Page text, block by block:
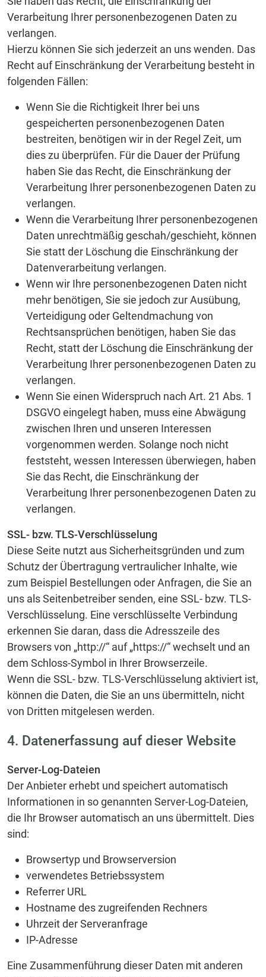
Verarbeitung Ihrer personenbezogenen Daten zu
verlangen.
Hierzu können Sie sich jederzeit an uns wenden. Das
Recht auf Einschränkung der Verarbeitung besteht in
folgenden Fällen:
Wenn Sie die Richtigkeit Ihrer bei uns
gespeicherten personenbezogenen Daten
bestreiten, benötigen wir in der Regel Zeit, um
dies zu überprüfen. Für die Dauer der Prüfung
haben Sie das Recht, die Einschränkung der
Verarbeitung Ihrer personenbezogenen Daten zu
verlangen.
Wenn die Verarbeitung Ihrer personenbezogenen
Daten unrechtmäßig geschah/geschieht, können
Sie statt der Löschung die Einschränkung der
Datenverarbeitung verlangen.
Wenn wir Ihre personenbezogenen Daten nicht
mehr benötigen, Sie sie jedoch zur Ausübung,
Verteidigung oder Geltendmachung von
Rechtsansprüchen benötigen, haben Sie das
Recht, statt der Löschung die Einschränkung der
Verarbeitung Ihrer personenbezogenen Daten zu
verlangen.
Wenn Sie einen Widerspruch nach Art. 21 Abs. 1
DSGVO eingelegt haben, muss eine Abwägung
zwischen Ihren und unseren Interessen
vorgenommen werden. Solange noch nicht
feststeht, wessen Interessen überwiegen, haben
Sie das Recht, die Einschränkung der
Verarbeitung Ihrer personenbezogenen Daten zu
verlangen.
SSL- bzw. TLS-Verschlüsselung
Diese Seite nutzt aus Sicherheitsgründen und zum
Schutz der Übertragung vertraulicher Inhalte, wie
zum Beispiel Bestellungen oder Anfragen, die Sie an
uns als Seitenbetreiber senden, eine SSL- bzw. TLS-
Verschlüsselung. Eine verschlüsselte Verbindung
erkennen Sie daran, dass die Adresszeile des
Browsers von „http://“ auf „https://“ wechselt und an
dem Schloss-Symbol in Ihrer Browserzeile.
Wenn die SSL- bzw. TLS-Verschlüsselung aktiviert ist,
können die Daten, die Sie an uns übermitteln, nicht
von Dritten mitgelesen werden.
4. Datenerfassung auf dieser Website
Server-Log-Dateien
Der Anbieter erhebt und speichert automatisch
Informationen in so genannten Server-Log-Dateien,
die Ihr Browser automatisch an uns übermittelt. Dies
sind:
Browsertyp und Browserversion
verwendetes Betriebssystem
Referrer URL
Hostname des zugreifenden Rechners
Uhrzeit der Serveranfrage
IP-Adresse
Eine Zusammenführung dieser Daten mit anderen